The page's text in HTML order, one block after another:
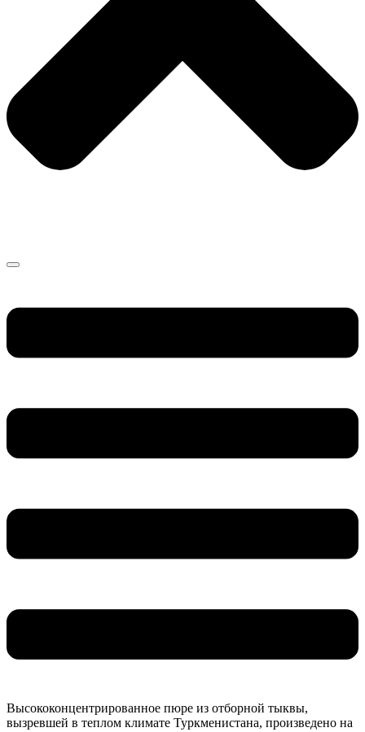
Высококонцентрированное пюре из отборной тыквы,
вызревшей в теплом климате Туркменистана, произведено на